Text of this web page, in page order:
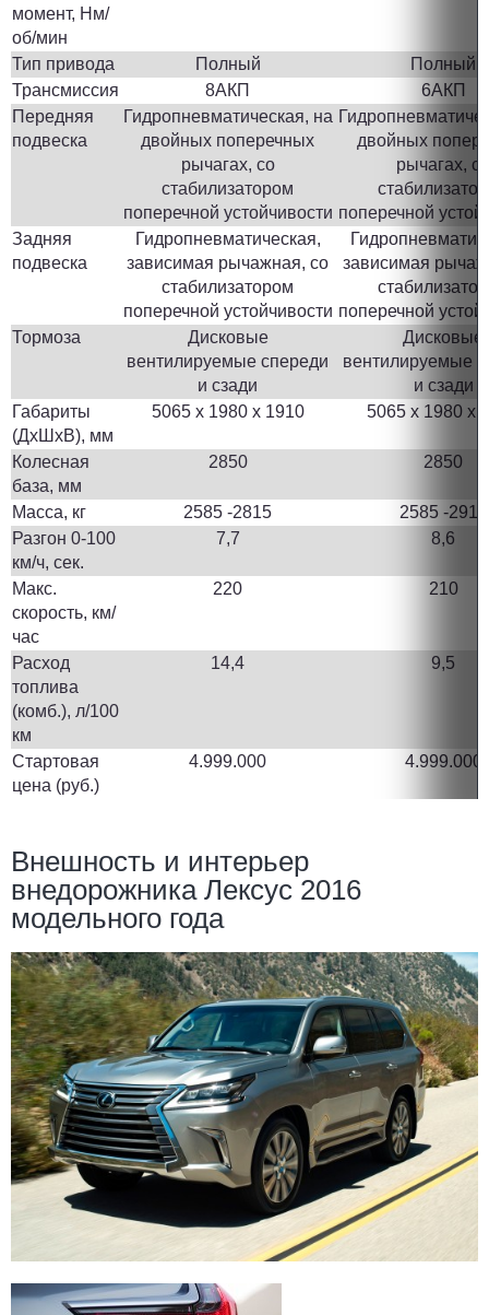
момент, Нм/
об/мин
Тип привода Полный
Полный
Трансмиссия
8АКП
6АКП
Передняя
подвеска
Гидропневматическая, на
двойных поперечных
рычагах, со
стабилизатором
поперечной устойчивости
двойных
рычагах, со
поперечной
Задняя
подвеска
Гидропневматическая,
зависимая рычажная, со
стабилизатором
поперечной устойчивости
зависимая
поперечной
Тормоза
Дисковые
вентилируемые спереди
и сзади
Дисковые
вентилируемые
и сзади
Габариты
(ДхШхВ), мм
5065 x 1980 x 1910 5065 x 1980 x
Колесная
база, мм
2850 2850
Масса, кг 2585 -2815
2585 -2915
Разгон 0-100
км/ч, сек.
7,7 8,6
Макс.
скорость, км/
час
220 210
Расход
топлива
(комб.), л/100
км
14,4 9,5
Стартовая
цена (руб.)
4.999.000 4.999.000
Внешность и интерьер
внедорожника Лексус 2016
модельного года